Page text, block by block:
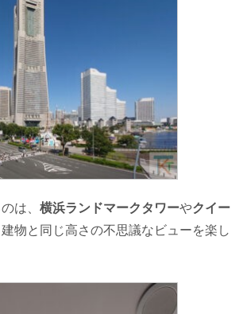
は、 横浜ランドマークタワーやクイー
物と同じ高さの不思議なビューを楽し